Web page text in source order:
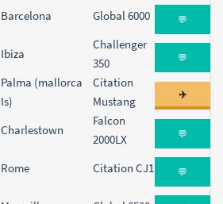
Barcelona Global 6000 💬
Ibiza
Challenger
350
💬
Palma (mallorca
Is)
Citation
Mustang
✈️
Charlestown
Falcon
2000LX
💬
Rome Citation CJ1 💬